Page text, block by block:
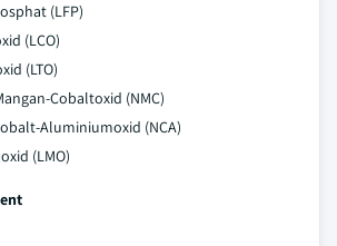
(LFP)
(LCO)
(LTO)
Cobaltoxid (NMC)
Aluminiumoxid (NCA)
(LMO)